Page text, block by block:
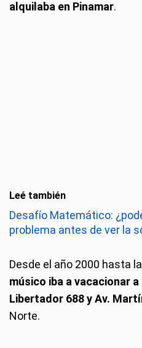
alquilaba en Pinamar.
Leé también
Desafío Matemático:
problema antes de ver la
Desde el año 2000 hasta
músico iba a vacacionar
Libertador 688 y Av.
Norte.